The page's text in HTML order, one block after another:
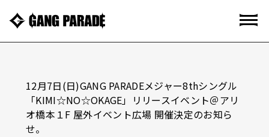
12月7日(日)GANG PARADEメジャー8thシングル
「KIMI☆NO☆OKAGE」リリースイベント＠アリ
オ橋本１F 屋外イベント広場 開催決定のお知ら
せ。